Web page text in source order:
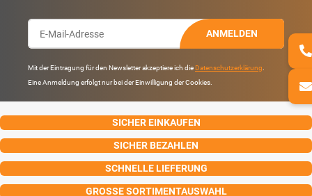
ANMELDEN
Mit der Eintragung für den Newsletter akzeptiere ich die Datenschutzerklärung
Eine Anmeldung erfolgt nur bei der Einwilligung der Cookies.
SICHER EINKAUFEN
SICHER BEZAHLEN
SCHNELLE LIEFERUNG
GROSSE SORTIMENTAUSWAHL